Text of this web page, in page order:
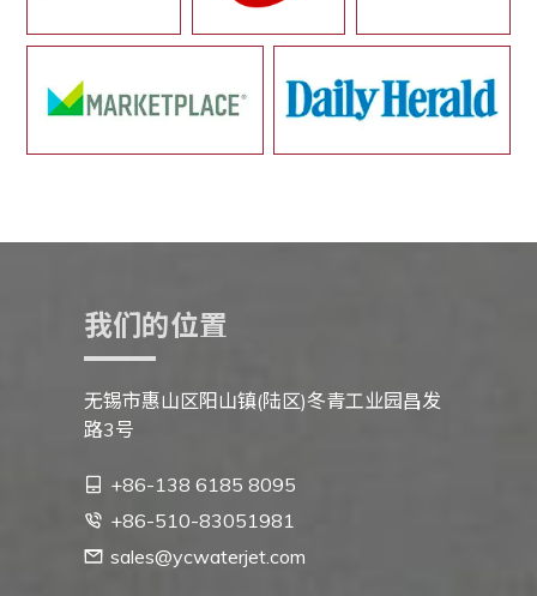
我们的位置
无锡市惠山区阳山镇(陆区)冬青工业园昌发
路3号
+86-138 6185 8095
+86-510-83051981
sales@ycwaterjet.com